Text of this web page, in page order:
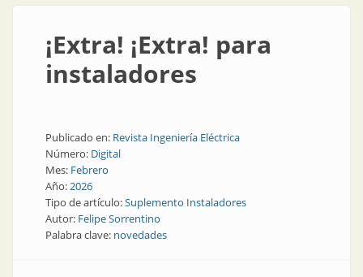
¡Extra! ¡Extra! para
instaladores
Publicado en: Revista Ingeniería Eléctrica
Número: Digital
Mes: Febrero
Año:2026
Tipo de artículo:Suplemento Instaladores
Autor: Felipe Sorrentino
Palabra clave: novedades